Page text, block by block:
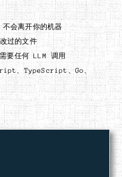
会离开你的机器
过的文件
要任何 LLM 调用
、TypeScript、Go、